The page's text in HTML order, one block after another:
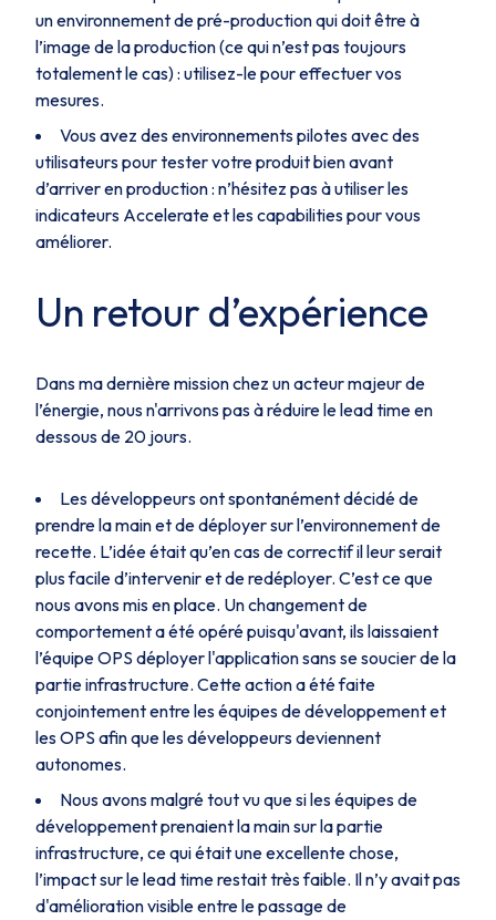
un environnement de pré-production qui doit être à
l’image de la production (ce qui n’est pas toujours
totalement le cas) : utilisez-le pour effectuer vos
mesures.
Vous avez des environnements pilotes avec des
utilisateurs pour tester votre produit bien avant
d’arriver en production : n’hésitez pas à utiliser les
indicateurs Accelerate et les capabilities pour vous
améliorer.
Un retour d’expérience
Dans ma dernière mission chez un acteur majeur de
l’énergie, nous n'arrivons pas à réduire le lead time en
dessous de 20 jours.
Les développeurs ont spontanément décidé de
prendre la main et de déployer sur l’environnement de
recette. L’idée était qu’en cas de correctif il leur serait
plus facile d’intervenir et de redéployer. C’est ce que
nous avons mis en place. Un changement de
comportement a été opéré puisqu'avant, ils laissaient
l’équipe OPS déployer l'application sans se soucier de la
partie infrastructure. Cette action a été faite
conjointement entre les équipes de développement et
les OPS afin que les développeurs deviennent
autonomes.
Nous avons malgré tout vu que si les équipes de
développement prenaient la main sur la partie
infrastructure, ce qui était une excellente chose,
l’impact sur le lead time restait très faible. Il n’y avait pas
d'amélioration visible entre le passage de